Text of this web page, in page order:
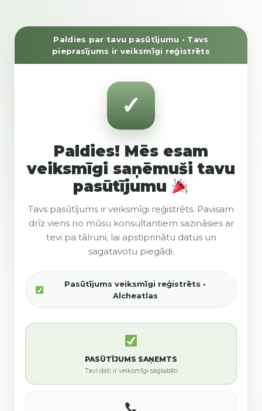
Paldies par tavu pasūtījumu • Tavs
pieprasījums ir veiksmīgi reģistrēts
Paldies! Mēs esam
veiksmīgi saņēmuši tavu
pasūtījumu
Tavs pasūtījums ir veiksmīgi reģistrēts. Pavisam
drīz viens no mūsu konsultantiem sazināsies ar
tevi pa tālruni, lai apstiprinātu datus un
sagatavotu piegādi.
Pasūtījums veiksmīgi reģistrēts •
Alcheatlas
PASŪTĪJUMS SAŅEMTS
Tavi dati ir veiksmīgi saglabāti